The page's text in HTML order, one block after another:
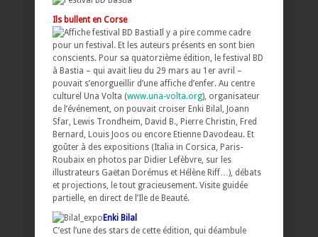
Ils bullent en Corse
Il y a pire comme cadre
pour un festival. Et les auteurs présents en sont bien
conscients. Pour sa quatorzième édition, le festival BD
à Bastia – qui avait lieu du 29 mars au 1er avril –
pouvait s’enorgueillir d’une affiche d’enfer. Au centre
culturel Una Volta (www.una-volta.org), organisateur
de l’événement, on pouvait croiser Enki Bilal, Joann
Sfar, Lewis Trondheim, David B., Pierre Christin, Fred
Bernard, Louis Joos ou encore Etienne Davodeau. Et
goûter à des expositions (Italia in Corsica, Paris-
Roubaix en photos par Didier Lefèbvre, sur les
illustrateurs Gaëtan Dorémus et Hélène Riff…), débats
et projections, le tout gracieusement. Visite guidée
partielle, en direct de l’Ile de Beauté.
Enki Bilal
C’est l’une des stars de cette édition, qui déambule